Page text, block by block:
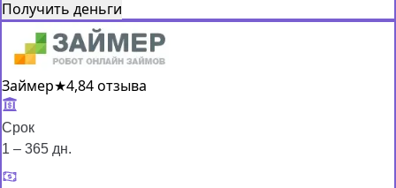
Получить деньги
Займер★4,84 отзыва
Срок
1 – 365 дн.